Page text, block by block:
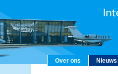
Over ons Nieuws